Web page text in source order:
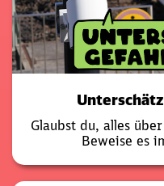
Glaubst du, alles
Beweise es